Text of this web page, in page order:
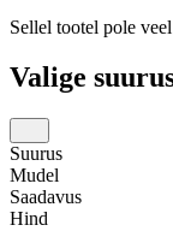
Sellel tootel pole
Valige
Suurus
Mudel
Saadavus
Hind